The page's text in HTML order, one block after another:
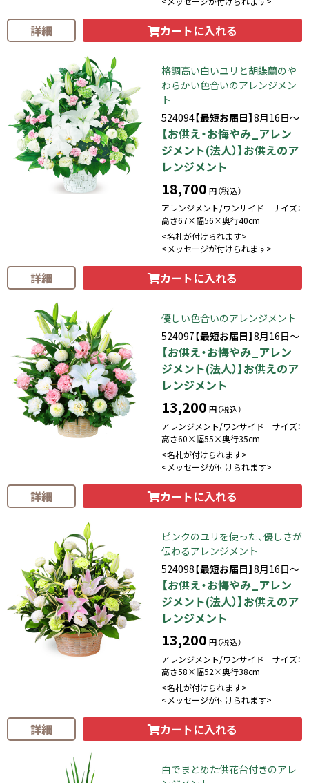
詳細 カートに入れる
格調高い白いユリと胡蝶蘭のや
わらかい色合いのアレンジメン
ト
524094【最短お届日】8月16日～
【お供え・お悔やみ_アレン
ジメント(法人）】お供えのア
レンジメント
18,700 円（税込）
アレンジメント/ワンサイド サイズ：
高さ67×幅56×奥行40cm
<名札が付けられます>
<メッセージが付けられます>
詳細 カートに入れる
優しい色合いのアレンジメント
524097【最短お届日】8月16日～
【お供え・お悔やみ_アレン
ジメント(法人）】お供えのア
レンジメント
13,200 円（税込）
アレンジメント/ワンサイド サイズ：
高さ60×幅55×奥行35cm
<名札が付けられます>
<メッセージが付けられます>
詳細 カートに入れる
ピンクのユリを使った、優しさが
伝わるアレンジメント
524098【最短お届日】8月16日～
【お供え・お悔やみ_アレン
ジメント(法人）】お供えのア
レンジメント
13,200 円（税込）
アレンジメント/ワンサイド サイズ：
高さ58×幅52×奥行38cm
<名札が付けられます>
<メッセージが付けられます>
詳細 カートに入れる
白でまとめた供花台付きのアレ